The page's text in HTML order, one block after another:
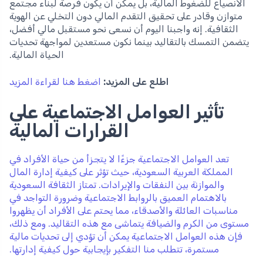
الانصياع للضغوط المالية، بل يمكن أن يكون فرصة لبناء مجتمع
متوازن وقادر على تحقيق التقدم المالي دون التخلي عن الهوية
الثقافية. إنه واجبنا اليوم أن نسعى نحو مستقبل مالي أفضل،
يتضمن التمسك بالتقاليد بينما نكون مستعدين لمواجهة تحديات
الحياة المالية.
اطلع على المزيد: اضغط هنا لقراءة المزيد
تأثير العوامل الاجتماعية على
القرارات المالية
تعد العوامل الاجتماعية جزءًا لا يتجزأ من حياة الأفراد في
المملكة العربية السعودية، حيث تؤثر على كيفية إدارة المال
والموازنة بين النفقات والإيرادات. تمتاز الثقافة السعودية
بالاهتمام العميق بالروابط الاجتماعية وضرورة التواجد في
مناسبات العائلة والأصدقاء، مما يحتم على الأفراد أن يظهروا
مستوى من الكرم والضيافة يتماشى مع هذه التقاليد. ومع ذلك،
فإن هذه العوامل الاجتماعية يمكن أن تؤدي إلى تحديات مالية
مستمرة، تتطلب منا التفكير بإيجابية حول كيفية إدارتها.